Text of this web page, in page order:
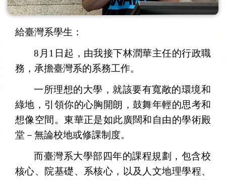
給臺灣系學生 ：
8 月1日起，由我接下林潤華主任的行政職
務，承擔臺灣系的系務工作。
一所理想的大學，就該要有寬敞的環境和
綠地，引領你的心胸開朗，鼓舞年輕的思考和
想像空間。東華正是如此廣闊和自由的學術殿
堂－無論校地或修課制度。
而臺灣系大學部四年的課程規劃，包含校
核心、院基礎、系核心，以及人文地理學程、